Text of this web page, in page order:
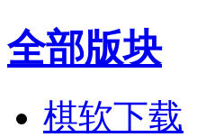
全部版块
棋软下载